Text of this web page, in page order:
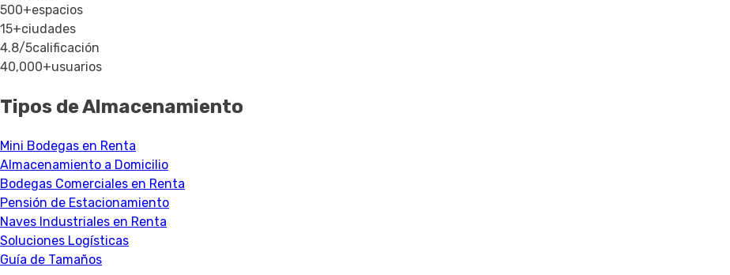
500+espacios
15+ciudades
4.8/5calificación
40,000+usuarios
Tipos de Almacenamiento
Mini Bodegas en Renta
Almacenamiento a Domicilio
Bodegas Comerciales en Renta
Pensión de Estacionamiento
Naves Industriales en Renta
Soluciones Logísticas
Guía de Tamaños